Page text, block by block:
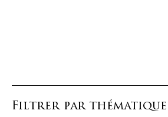
Filtrer par thématique